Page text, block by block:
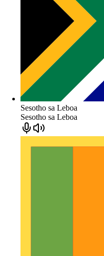
Sesotho sa Leboa
Sesotho sa Leboa